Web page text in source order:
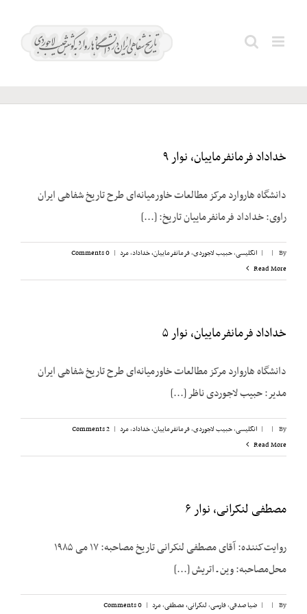
فرمانفرمائیان؛
خداداد فرمانفرماییان، نوار ۹
دانشگاه هاروارد مرکز مطالعات خاورمیانه‌ای طرح تاریخ شفاهی ایران
راوی: خداداد فرمانفرماییان تاریخ: [...]
By
|
| انگلیسی,حبیب لاجوردی,فرمانفرماییان، خداداد,مرد |
0 Comments
Read More
خداداد فرمانفرماییان، نوار ۵
دانشگاه هاروارد مرکز مطالعات خاورمیانه‌ای طرح تاریخ شفاهی ایران
مدیر: حبیب لاجوردی ناظر [...]
By
|
| انگلیسی,حبیب لاجوردی,فرمانفرماییان، خداداد,مرد |
2 Comments
Read More
مصطفی لنکرانی، نوار ۶
روایت‌کننده: آقای مصطفی لنکرانی تاریخ مصاحبه: ۱۷ می ۱۹۸۵
محل‌مصاحبه: وین ـ اتریش [...]
By
|
| ضیا صدقی,فارسی,لنکرانی، مصطفی,مرد |
0 Comments